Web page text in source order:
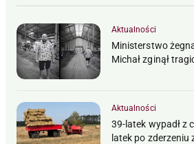
Aktualności
Ministerstwo
Michał zginął
Aktualności
39-latek wypadł z
latek po zderzeniu